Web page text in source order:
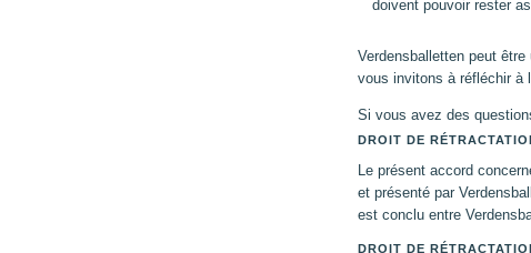
doivent pouvoir rester
Verdensballetten peut
vous invitons à réfléchir à
Si vous avez des
DROIT DE
Le présent accord
et présenté par
est conclu entre
DROIT DE